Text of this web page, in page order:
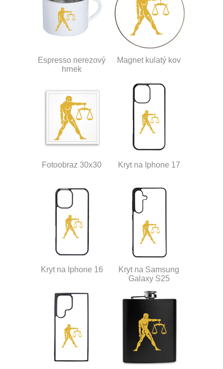
Espresso nerezový
hrnek
Magnet kulatý kov
Fotoobraz 30x30 Kryt na Iphone 17
Kryt na Iphone 16
Kryt na Samsung
Galaxy S25